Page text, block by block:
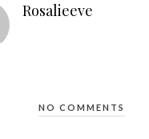
Rosalieeve
NO COMMENTS